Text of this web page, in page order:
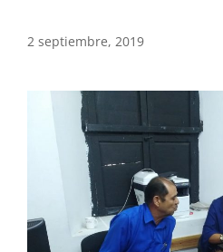
2 septiembre, 2019